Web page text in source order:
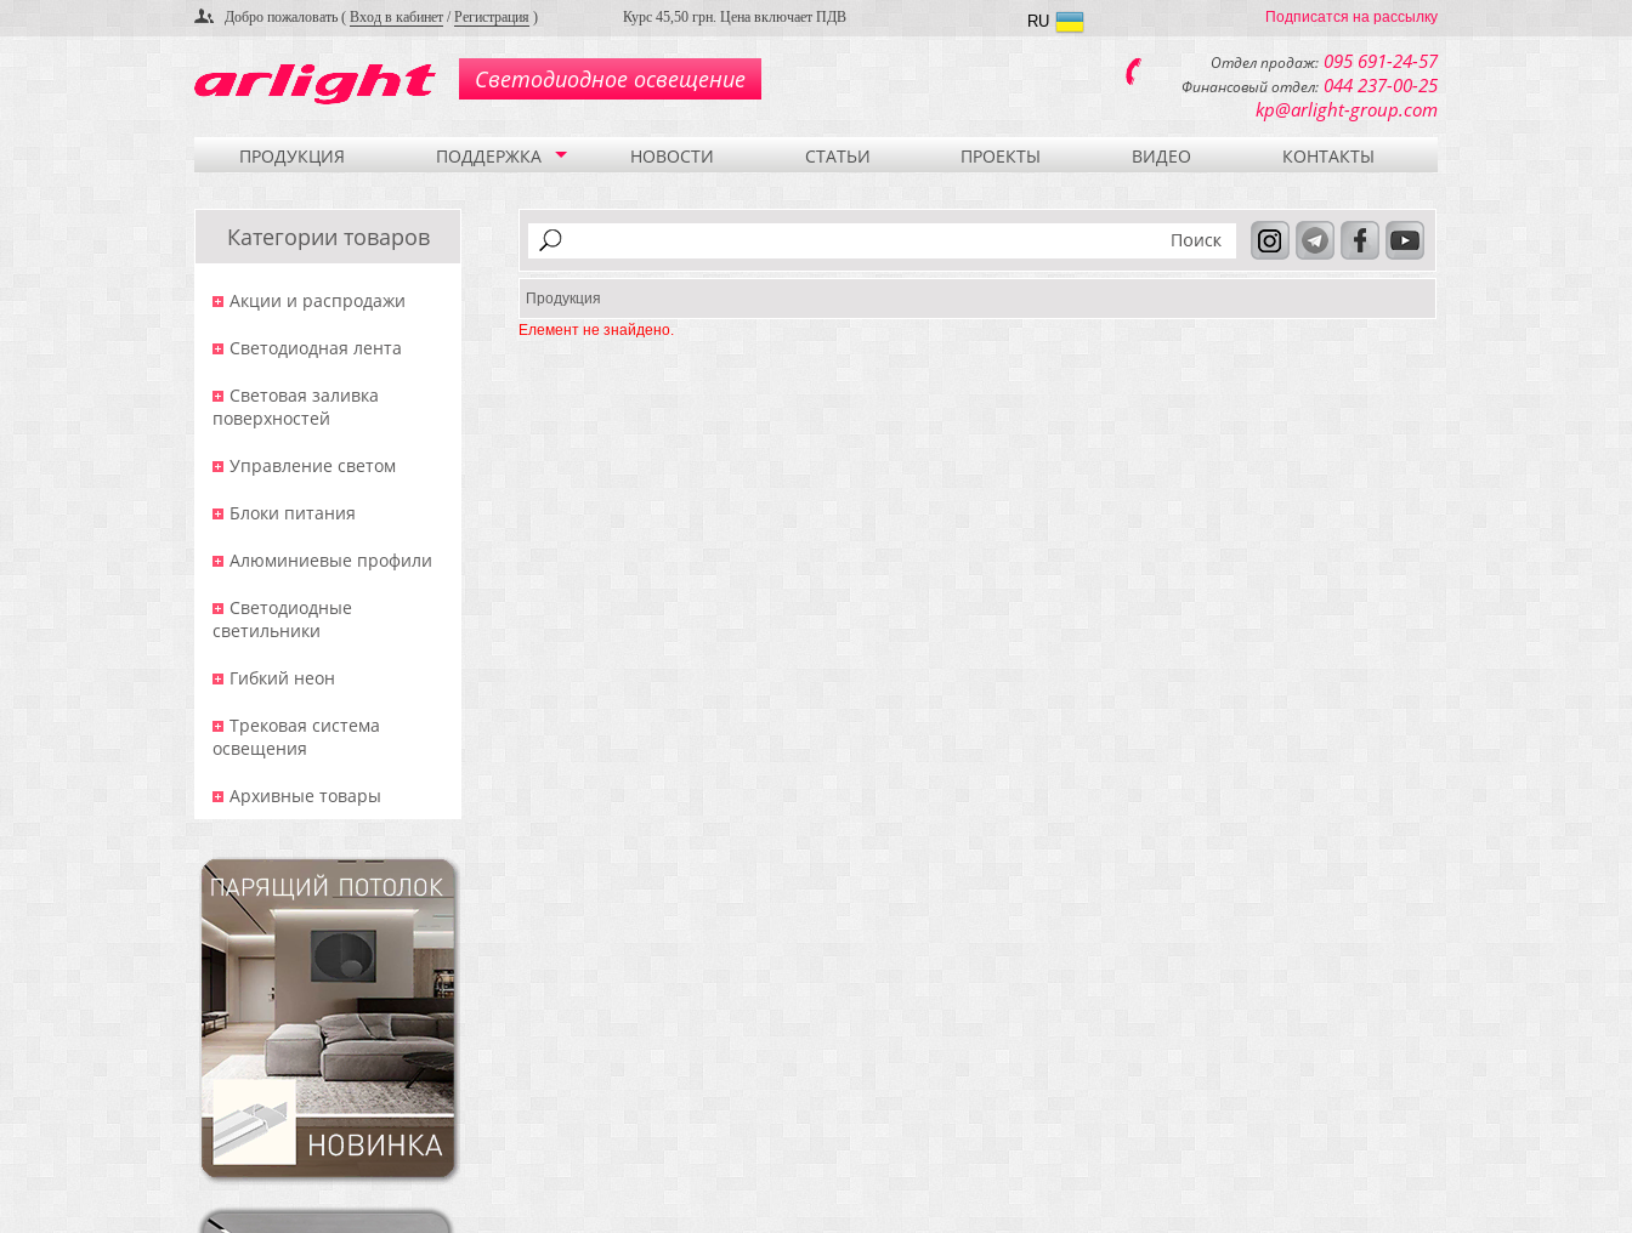
Добро пожаловать ( Вход в кабинет /Регистрация ) Курс 45,50 грн. Цена включает ПДВ Подписатся на рассылку
RU
Светодиодное освещение
Отдел продаж: 095 691-24-57
Финансовый отдел: 044 237-00-25
kp@arlight-group.com
ПРОДУКЦИЯ ПОДДЕРЖКА НОВОСТИ СТАТЬИ ПРОЕКТЫ ВИДЕО КОНТАКТЫ
Категории товаров
Акции и распродажи
Светодиодная лента
Световая заливка
поверхностей
Управление светом
Блоки питания
Алюминиевые профили
Светодиодные
светильники
Гибкий неон
Трековая система
освещения
Архивные товары
Продукция
Елемент не знайдено.